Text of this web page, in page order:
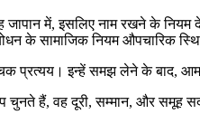
जापान में, इसलिए नाम रखने के
के सामाजिक नियम औपचारिक
प्रत्यय। इन्हें समझ लेने के बाद, आम
चुनते हैं, वह दूरी, सम्मान, और समूह